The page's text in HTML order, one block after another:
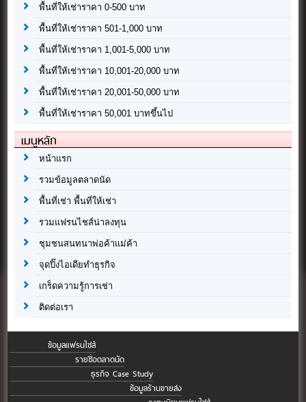
พื้นที่ให้เช่าราคา 0-500 บาท
พื้นที่ให้เช่าราคา 501-1,000 บาท
พื้นที่ให้เช่าราคา 1,001-5,000 บาท
พื้นที่ให้เช่าราคา 10,001-20,000 บาท
พื้นที่ให้เช่าราคา 20,001-50,000 บาท
พื้นที่ให้เช่าราคา 50,001 บาทขึ้นไป
เมนูหลัก
หน้าแรก
รวมข้อมูลตลาดนัด
พื้นที่เช่า พื้นที่ให้เช่า
รวมแฟรนไชส์น่าลงทุน
ชุมชนสนทนาพ่อค้าแม่ค้า
จุดปิ๊งไอเดียทำธุรกิจ
เกร็ดความรู้การเช่า
ติดต่อเรา
ข้อมูลแฟรนไชส์
รายชื่อตลาดนัด
ธุรกิจ Case Study
ข้อมูลร้านขายส่ง